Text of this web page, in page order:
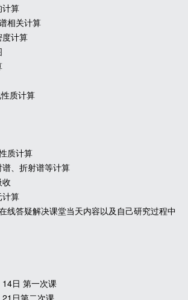
计算
相关计算
度计算
质计算
质计算
、折射谱等计算
计算
线答疑解决课堂当天内容以及自己研究过程中
日 第一次课
日第二次课